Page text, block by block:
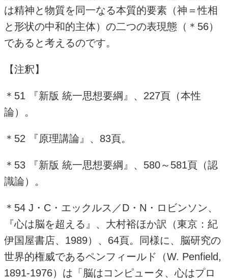
は精神と物質を同一なる本質的要素（神＝性相
と形状の中和的主体）の二つの表現態（＊ 56）
であると考えるのです。
【注釈】
＊ 51 『新版 統一思想要綱』、 227頁（本性
論）。
＊ 52 『原理講論』、 83頁。
＊ 53 『新版 統一思想要綱』、 580～ 581頁（認
識論）。
＊ 54 J ・ C ・エックルス／D ・ N ・ロビンソン、
『心は脳を超える』、大村裕ほか訳（東京：紀
伊国屋書店、 1989）、 64頁。同様に、脳研究の
世界的権威であるペンフィールド（W. Penfield,
1891-1976）は「脳はコンピュータ、心はプロ